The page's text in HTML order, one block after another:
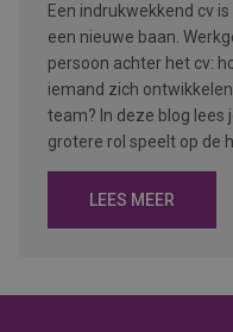
Een indrukwekkend cv
een nieuwe baan.
persoon achter het cv:
iemand zich
team? In deze blog
grotere rol speelt op de
LEES MEER